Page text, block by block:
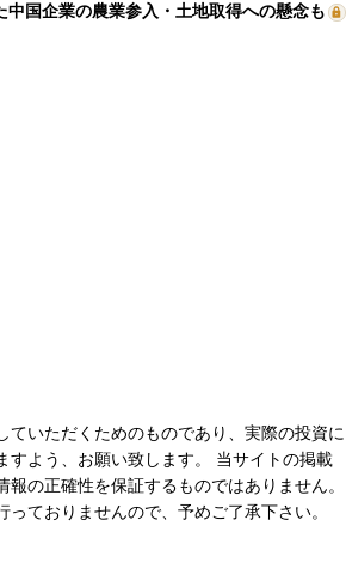
中国企業の農業参入・土地取得への懸念も
いただくためのものであり、実際の投資に
すよう、お願い致します。 当サイトの掲載
の正確性を保証するものではありません。
ておりませんので、予めご了承下さい。